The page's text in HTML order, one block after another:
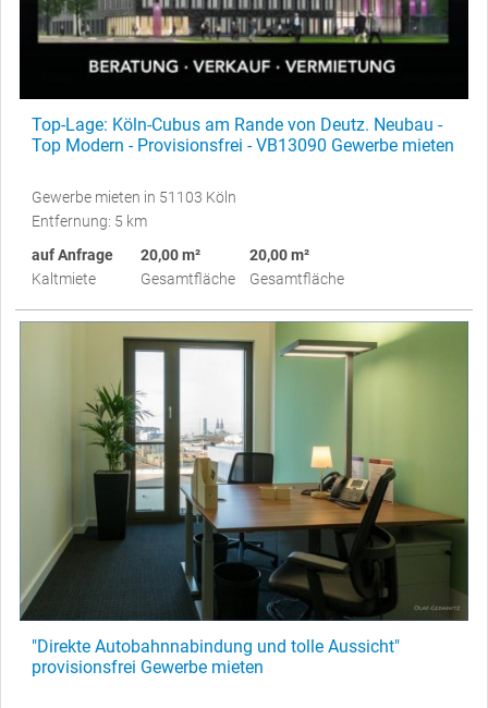
Top-Lage: Köln-Cubus am Rande von Deutz. Neubau -
Top Modern - Provisionsfrei - VB13090 Gewerbe mieten
Gewerbe mieten in 51103 Köln
Entfernung: 5 km
auf Anfrage
Kaltmiete
20,00 m²
Gesamtfläche
20,00 m²
Gesamtfläche
"Direkte Autobahnnabindung und tolle Aussicht"
provisionsfrei Gewerbe mieten